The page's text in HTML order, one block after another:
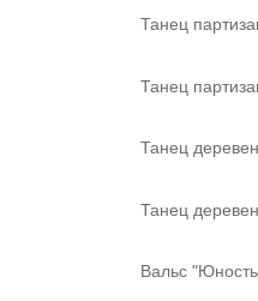
Танец
Танец
Танец
Танец
Вальс